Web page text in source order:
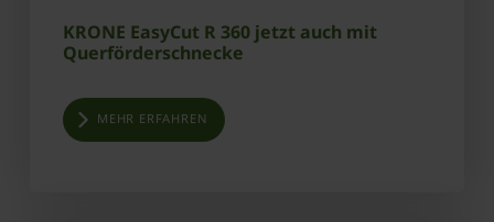
KRONE EasyCut R 360 jetzt auch mit
Querförderschnecke
MEHR ERFAHREN